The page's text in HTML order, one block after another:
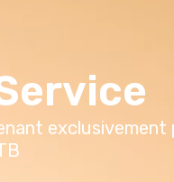
exclusivement